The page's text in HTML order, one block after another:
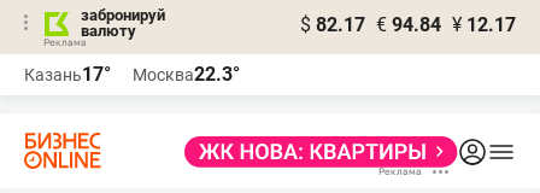
забронируй
валюту
$ 82.17 € 94.84 ¥ 12.17
Казань17° Москва22.3°